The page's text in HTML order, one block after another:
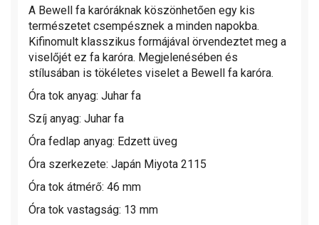
A Bewell fa karóráknak köszönhetően egy kis
természetet csempésznek a minden napokba.
Kifinomult klasszikus formájával örvendeztet meg a
viselőjét ez fa karóra. Megjelenésében és
stílusában is tökéletes viselet a Bewell fa karóra.
Óra tok anyag: Juhar fa
Szíj anyag: Juhar fa
Óra fedlap anyag: Edzett üveg
Óra szerkezete: Japán Miyota 2115
Óra tok átmérő: 46 mm
Óra tok vastagság: 13 mm